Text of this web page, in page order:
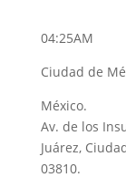
04:25AM
Ciudad de
México.
Av. de los
Juárez,
03810.